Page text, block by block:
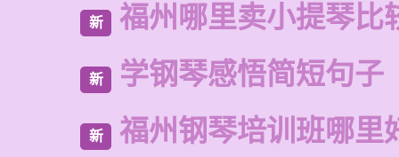
新 福州哪里卖小提琴比
新 学钢琴感悟简短句子
新 福州钢琴培训班哪里